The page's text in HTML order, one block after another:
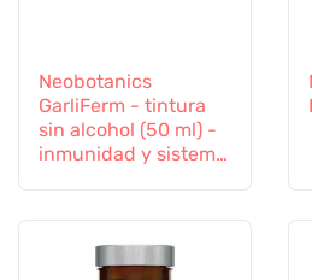
Neobotanics
GarliFerm - tintura
sin alcohol (50 ml) -
inmunidad y sistema